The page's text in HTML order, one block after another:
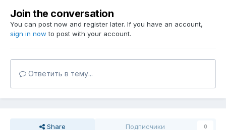
Join the conversation
You can post now and register later. If you have an account,
sign in now to post with your account.
Ответить в тему...
Share Подписчики 0